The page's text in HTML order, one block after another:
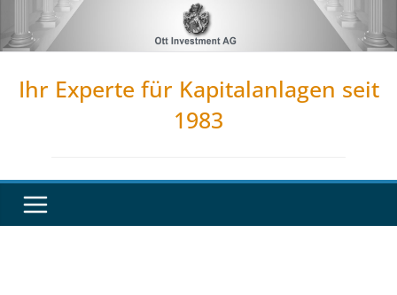
Inhalt
Ihr Experte für Kapitalanlagen seit
1983